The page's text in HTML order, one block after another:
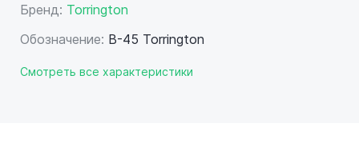
Бренд: Torrington
Обозначение: B-45 Torrington
Смотреть все характеристики